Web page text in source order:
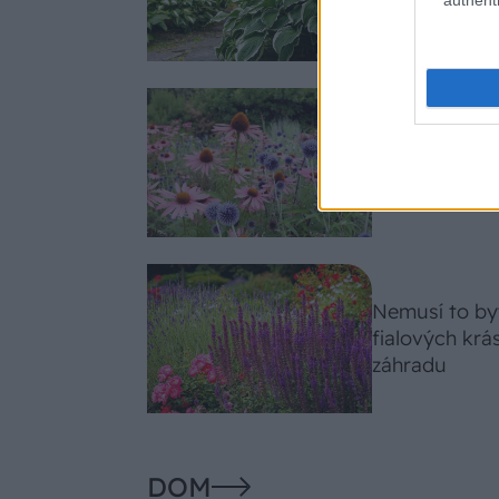
celosezónny
Nemusí to
fialových
záhradu
DOM